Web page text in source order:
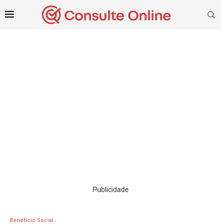
Publicidade
Benefício Social